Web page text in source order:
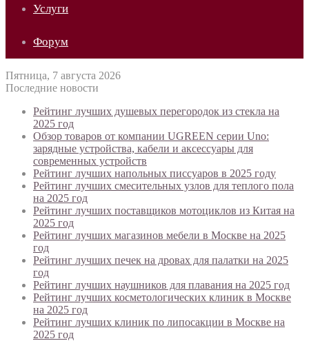
Услуги
Форум
Пятница, 7 августа 2026
Последние новости
Рейтинг лучших душевых перегородок из стекла на
2025 год
Обзор товаров от компании UGREEN серии Uno:
зарядные устройства, кабели и аксессуары для
современных устройств
Рейтинг лучших напольных писсуаров в 2025 году
Рейтинг лучших смесительных узлов для теплого пола
на 2025 год
Рейтинг лучших поставщиков мотоциклов из Китая на
2025 год
Рейтинг лучших магазинов мебели в Москве на 2025
год
Рейтинг лучших печек на дровах для палатки на 2025
год
Рейтинг лучших наушников для плавания на 2025 год
Рейтинг лучших косметологических клиник в Москве
на 2025 год
Рейтинг лучших клиник по липосакции в Москве на
2025 год